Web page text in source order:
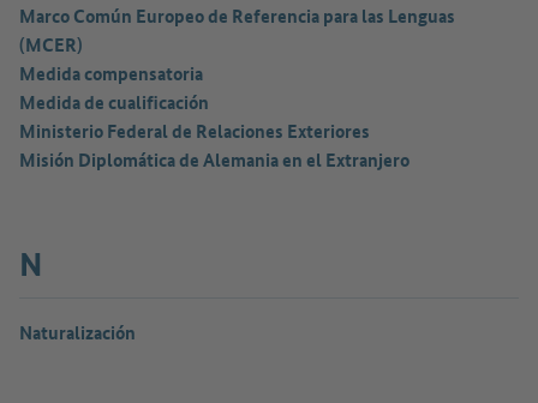
Marco Común Europeo de Referencia para las Lenguas
(MCER)
Medida compensatoria
Medida de cualificación
Ministerio Federal de Relaciones Exteriores
Misión Diplomática de Alemania en el Extranjero
N
Naturalización